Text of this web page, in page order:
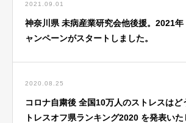
2021.09.01
神奈川県 未病産業研究会他後援。2021年
ャンペーンがスタートしました。
2020.08.25
コロナ自粛後 全国10万人のストレスはど
トレスオフ県ランキング2020 を発表いた